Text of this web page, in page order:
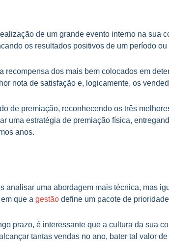
de um grande evento interno na sua
os resultados positivos de um período
recompensa dos mais bem colocados em
nota de satisfação e, logicamente, os
de premiação, reconhecendo os três
uma estratégia de premiação física,
anos.
analisar uma abordagem mais técnica, mas
que a gestão define um pacote de
prazo, é interessante que a cultura da sua
tantas vendas no ano, bater tal valor